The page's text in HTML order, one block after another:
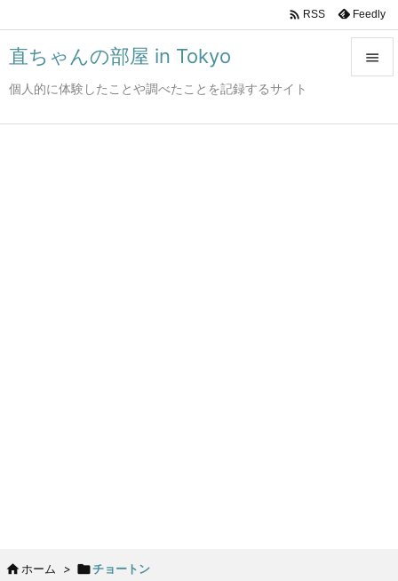
直ちゃんの部屋 in Tokyo
個人的に体験したことや調べたことを記録するサイト

 RSS Feedly
 ホーム > チョートン